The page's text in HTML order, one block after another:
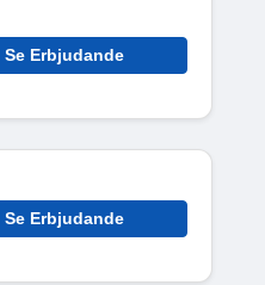
Se Erbjudande
Se Erbjudande